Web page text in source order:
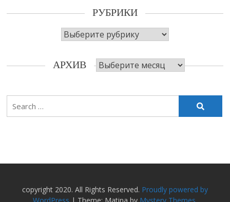
РУБРИКИ
Рубрики
АРХИВ Архив
Search
copyright 2020. All Rights Reserved. Proudly powered by